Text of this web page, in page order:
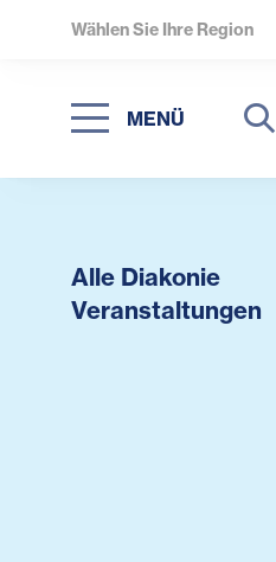
Wählen Sie Ihre Region
MENÜ
Suche
Suche
Alle Diakonie
Veranstaltungen